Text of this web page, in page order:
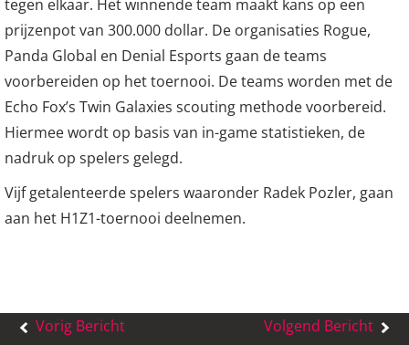
tegen elkaar. Het winnende team maakt kans op een
prijzenpot van 300.000 dollar. De organisaties Rogue,
Panda Global en Denial Esports gaan de teams
voorbereiden op het toernooi. De teams worden met de
Echo Fox’s Twin Galaxies scouting methode voorbereid.
Hiermee wordt op basis van in-game statistieken, de
nadruk op spelers gelegd.
Vijf getalenteerde spelers waaronder Radek Pozler, gaan
aan het H1Z1-toernooi deelnemen.
Bericht
Vorig Bericht Volgend Bericht